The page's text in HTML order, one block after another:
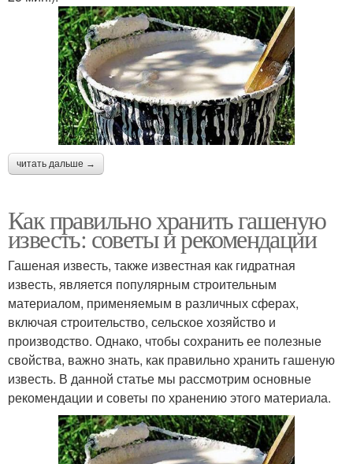
читать дальше →
Как правильно хранить гашеную
известь: советы и рекомендации
Гашеная известь, также известная как гидратная
известь, является популярным строительным
материалом, применяемым в различных сферах,
включая строительство, сельское хозяйство и
производство. Однако, чтобы сохранить ее полезные
свойства, важно знать, как правильно хранить гашеную
известь. В данной статье мы рассмотрим основные
рекомендации и советы по хранению этого материала.